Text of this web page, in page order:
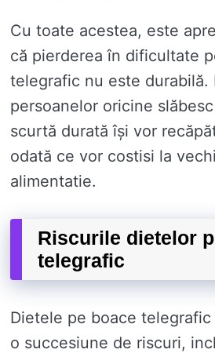
Cu toate acestea, este
că pierderea în dificultate
telegrafic nu este durabilă.
persoanelor oricine
scurtă durată își vor
odată ce vor costisi la
alimentatie.
Riscurile dietelor
telegrafic
Dietele pe boace
o succesiune de riscuri,